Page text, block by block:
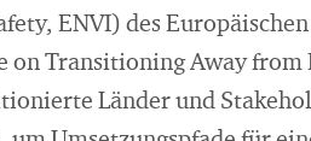
ENVI) des Europäischen
on Transitioning Away from
Länder und